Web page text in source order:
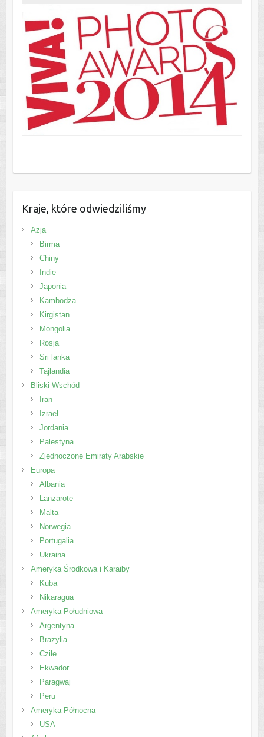
Kraje, które odwiedziliśmy
Azja
Birma
Chiny
Indie
Japonia
Kambodża
Kirgistan
Mongolia
Rosja
Sri lanka
Tajlandia
Bliski Wschód
Iran
Izrael
Jordania
Palestyna
Zjednoczone Emiraty Arabskie
Europa
Albania
Lanzarote
Malta
Norwegia
Portugalia
Ukraina
Ameryka Środkowa i Karaiby
Kuba
Nikaragua
Ameryka Południowa
Argentyna
Brazylia
Czile
Ekwador
Paragwaj
Peru
Ameryka Północna
USA